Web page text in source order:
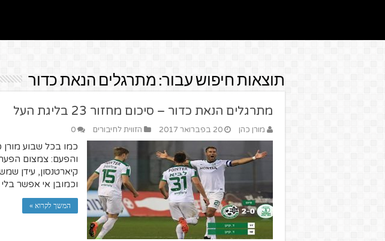
תוצאות חיפוש עבור: מתרגלים הנאת כדור
מתרגלים הנאת כדור – סיכום מחזור 23 בליגת העל
מורן כהן 20 בפברואר 2017 הזווית לחיבורים 0
כמו בכל שבוע
והפעם: צמצום
קיארטנסון, עידן
וכמובן אי אפשר
המשך לקרוא »